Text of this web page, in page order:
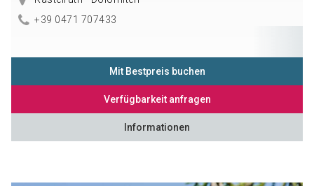
+39 0471 707433
Mit Bestpreis buchen
Verfügbarkeit anfragen
Informationen